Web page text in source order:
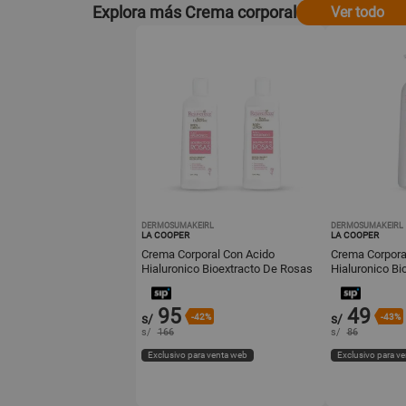
Explora más Crema corporal Ver todo
DERMOSUMAKEIRL
LA COOPER
Crema Corporal Con Acido
Hialuronico Bioextracto De Rosas
s/ 95 -42%
s/ 166
Exclusivo para venta web
DERMOSUMAKEIRL
LA COOPER
Crema
Hialuronico
s/ 49 -43%
s/ 86
Exclusivo para